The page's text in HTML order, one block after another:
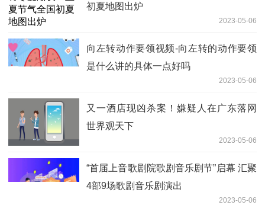
初夏地图出炉
2023-05-06
向左转动作要领视频-向左转的动作要领
是什么讲的具体一点好吗
2023-05-06
又一酒店现凶杀案！嫌疑人在广东落网
世界观天下
2023-05-06
“首届上音歌剧院歌剧音乐剧节”启幕 汇聚
4部9场歌剧音乐剧演出
2023-05-06